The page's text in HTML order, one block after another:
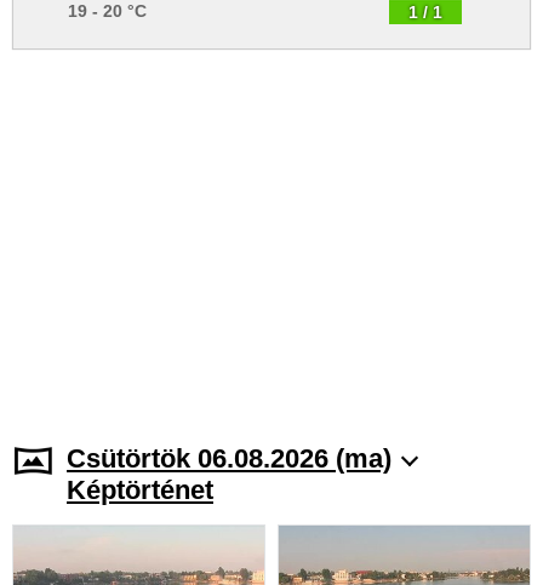
1 / 1
19 - 20 °C
Csütörtök 06.08.2026 (ma)
Képtörténet